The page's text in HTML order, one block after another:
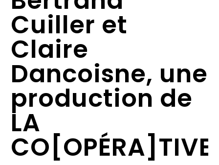
Cuiller et
Claire
Dancoisne, une
production de
LA
CO[OPÉRA]TIVE